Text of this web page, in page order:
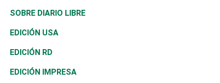
José Boquete
Reportajes
Asia
África
Ocenanía
Caribe
Consumo
Vivienda
Telecom.
Global y variable
Belleza
Buena Vida
Sociales
Novedades
Golf
Ciclismo
Tenis
Olimpismo
De buena tinta
En Directo
El Espía
Noticiero Poteleche
Clima
Tecnología
Historia
Martes de tecnología
Mundo
Economía
Revista
Deportes
SOBRE DIARIO LIBRE
EDICIÓN USA
EDICIÓN RD
EDICIÓN IMPRESA